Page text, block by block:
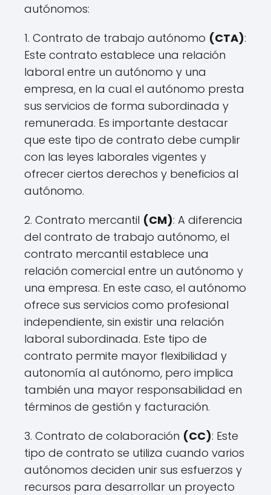
autónomos:
1. Contrato de trabajo autónomo (CTA):
Este contrato establece una relación
laboral entre un autónomo y una
empresa, en la cual el autónomo presta
sus servicios de forma subordinada y
remunerada. Es importante destacar
que este tipo de contrato debe cumplir
con las leyes laborales vigentes y
ofrecer ciertos derechos y beneficios al
autónomo.
2. Contrato mercantil (CM): A diferencia
del contrato de trabajo autónomo, el
contrato mercantil establece una
relación comercial entre un autónomo y
una empresa. En este caso, el autónomo
ofrece sus servicios como profesional
independiente, sin existir una relación
laboral subordinada. Este tipo de
contrato permite mayor flexibilidad y
autonomía al autónomo, pero implica
también una mayor responsabilidad en
términos de gestión y facturación.
3. Contrato de colaboración (CC): Este
tipo de contrato se utiliza cuando varios
autónomos deciden unir sus esfuerzos y
recursos para desarrollar un proyecto